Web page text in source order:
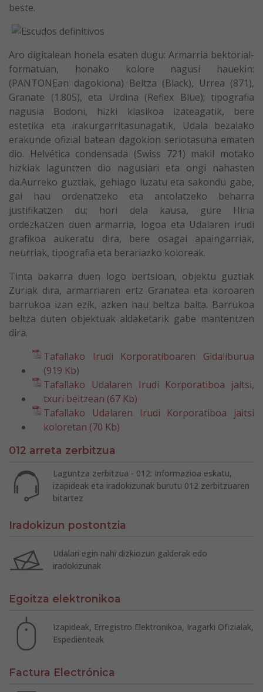
beste.
Aro digitalean honela esaten dugu: Armarria bektorial-
formatuan, honako kolore nagusi hauekin:
(PANTONEan dagokiona) Beltza (Black), Urrea (871),
Granate (1.805), eta Urdina (Reflex Blue); tipografia
nagusia Bodoni, hizki klasikoa izateagatik, bere
estetika eta irakurgarritasunagatik, Udala bezalako
erakunde ofizial batean dagokion seriotasuna ematen
dio. Helvética condensada (Swiss 721) makil motako
hizkiak laguntzen dio nagusiari eta ongi nahasten
da.Aurreko guztiak, gehiago luzatu eta sakondu gabe,
gai hau ordenatzeko eta antolatzeko beharra
justifikatzen du; hori dela kausa, gure Hiria
ordezkatzen duen armarria, logoa eta Udalaren irudi
grafikoa aukeratu dira, bere osagai apaingarriak,
neurriak, tipografia eta berariazko koloreak.
Tinta bakarra duen logo bertsioan, objektu guztiak
Zuriak dira, armarriaren ertz Granatea eta koroaren
barrukoa izan ezik, azken hau beltza baita. Barrukoa
beltza duten objektuak aldaketarik gabe mantentzen
dira.
Tafallako Irudi Korporatiboaren Gidaliburua
(919 Kb)
Tafallako Udalaren Irudi Korporatiboa jaitsi,
txuri beltzean (67 Kb)
Tafallako Udalaren Irudi Korporatiboa jaitsi
koloretan (70 Kb)
012 arreta zerbitzua
Laguntza zerbitzua - 012: Informazioa eskatu,
izapideak eta iradokizunak burutu 012 zerbitzuaren
bitartez
Iradokizun postontzia
Udalari egin nahi dizkiozun galderak edo
iradokizunak
Egoitza elektronikoa
Izapideak, Erregistro Elektronikoa, Iragarki Ofizialak,
Espedienteak
Factura Electrónica